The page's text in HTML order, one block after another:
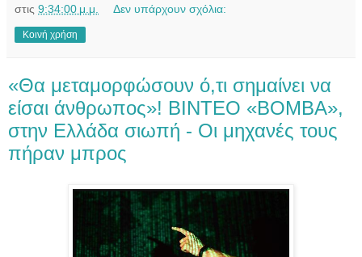
στις 9:34:00 μ.μ. Δεν υπάρχουν σχόλια:
Κοινή χρήση
«Θα μεταμορφώσουν ό,τι σημαίνει να
είσαι άνθρωπος»! BINTEO «BOMBA»,
στην Ελλάδα σιωπή - Οι μηχανές τους
πήραν μπρος